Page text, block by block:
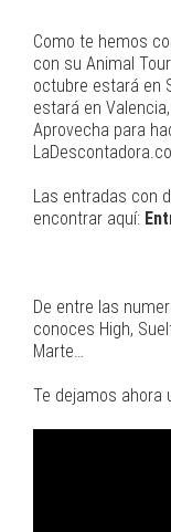
Como te hemos
con su Animal
octubre estará en
estará en
Aprovecha para
Las entradas con
encontrar aquí:
De entre las
conoces High,
Marte…
Te dejamos ahora